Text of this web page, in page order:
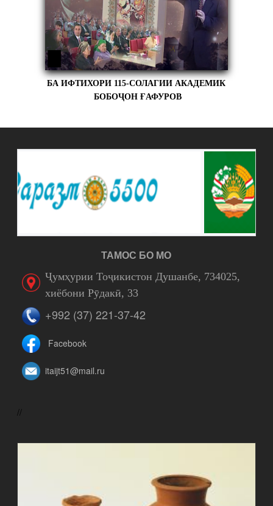
БА ИФТИХОРИ 115-СОЛАГИИ АКАДЕМИК
БОБОҶОН ҒАФУРОВ
ТАМОС БО МО
Ҷумҳурии Тоҷикистон Душанбе, 734025,
хиёбони Рӯдакӣ, 33
+992 (37) 221-37-42
Facebook
itaijt51@mail.ru
//